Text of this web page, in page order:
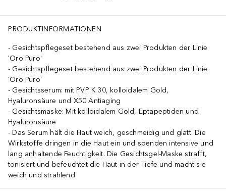
PRODUKTINFORMATIONEN
Gesichtspflegeset bestehend aus zwei Produkten der Linie
'Oro Puro'
Gesichtspflegeset bestehend aus zwei Produkten der Linie
'Oro Puro'
Gesichtsserum: mit PVP K 30, kolloidalem Gold,
Hyaluronsäure und X50 Antiaging
Gesichtsmaske: Mit kolloidalem Gold, Eptapeptiden und
Hyaluronsäure
Das Serum hält die Haut weich, geschmeidig und glatt. Die
Wirkstoffe dringen in die Haut ein und spenden intensive und
lang anhaltende Feuchtigkeit. Die Gesichtsgel-Maske strafft,
tonisiert und befeuchtet die Haut in der Tiefe und macht sie
weich und strahlend